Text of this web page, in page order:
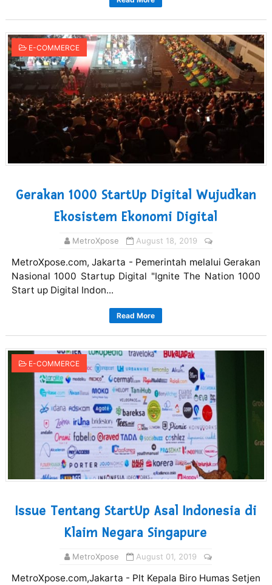
E-COMMERCE
Gerakan 1000 StartUp Digital Wujudkan
Ekosistem Ekonomi Digital
MetroXpose August 18, 2019
MetroXpose.com, Jakarta - Pemerintah melalui Gerakan
Nasional 1000 Startup Digital "Ignite The Nation 1000
Start up Digital Indon...
Read More
E-COMMERCE
Issue Tentang StartUp Asal Indonesia di
Klaim Negara Singapure
MetroXpose August 01, 2019
MetroXpose.com,Jakarta - Plt Kepala Biro Humas Setjen